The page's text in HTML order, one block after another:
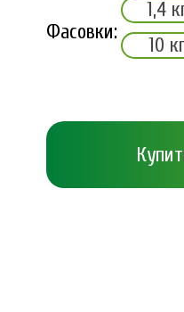
Фасовки:
1,4
10